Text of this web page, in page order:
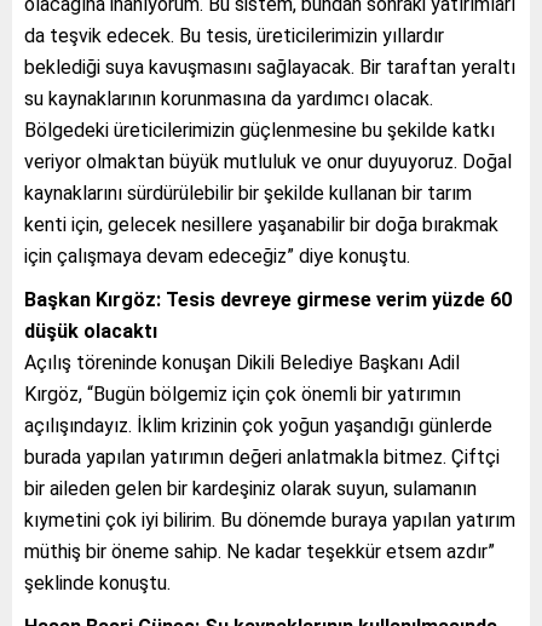
da teşvik edecek. Bu tesis, üreticilerimizin yıllardır
beklediği suya kavuşmasını sağlayacak. Bir taraftan yeraltı
su kaynaklarının korunmasına da yardımcı olacak.
Bölgedeki üreticilerimizin güçlenmesine bu şekilde katkı
veriyor olmaktan büyük mutluluk ve onur duyuyoruz. Doğal
kaynaklarını sürdürülebilir bir şekilde kullanan bir tarım
kenti için, gelecek nesillere yaşanabilir bir doğa bırakmak
için çalışmaya devam edeceğiz” diye konuştu.
Başkan Kırgöz: Tesis devreye girmese verim yüzde 60
düşük olacaktı
Açılış töreninde konuşan Dikili Belediye Başkanı Adil
Kırgöz, “Bugün bölgemiz için çok önemli bir yatırımın
açılışındayız. İklim krizinin çok yoğun yaşandığı günlerde
burada yapılan yatırımın değeri anlatmakla bitmez. Çiftçi
bir aileden gelen bir kardeşiniz olarak suyun, sulamanın
kıymetini çok iyi bilirim. Bu dönemde buraya yapılan yatırım
müthiş bir öneme sahip. Ne kadar teşekkür etsem azdır”
şeklinde konuştu.